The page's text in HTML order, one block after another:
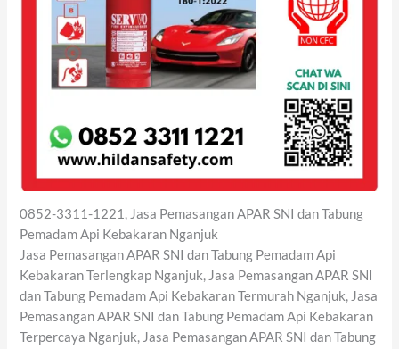
0852-3311-1221, Jasa Pemasangan APAR SNI dan Tabung
Pemadam Api Kebakaran Nganjuk
Jasa Pemasangan APAR SNI dan Tabung Pemadam Api
Kebakaran Terlengkap Nganjuk, Jasa Pemasangan APAR SNI
dan Tabung Pemadam Api Kebakaran Termurah Nganjuk, Jasa
Pemasangan APAR SNI dan Tabung Pemadam Api Kebakaran
Terpercaya Nganjuk, Jasa Pemasangan APAR SNI dan Tabung